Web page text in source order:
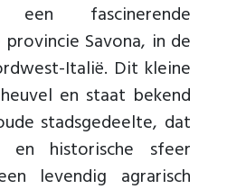
fascinerende
Savona, in de
Italië. Dit kleine
en staat bekend
stadsgedeelte, dat
en historische sfeer
levendig agrarisch